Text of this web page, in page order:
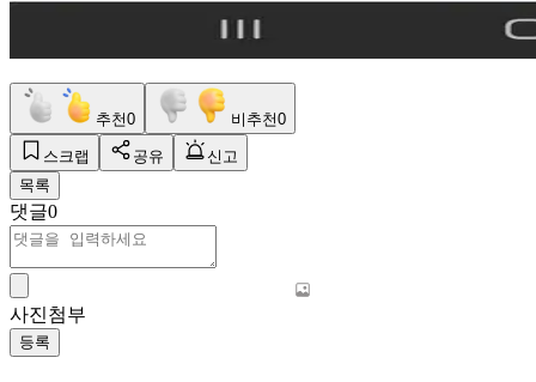
추천0 비추천0
스크랩 공유
신고
목록
댓글0
사진첨부
등록